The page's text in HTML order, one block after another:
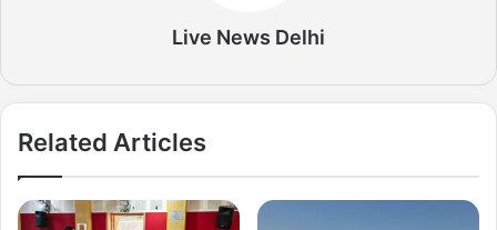
Live News Delhi
Related Articles